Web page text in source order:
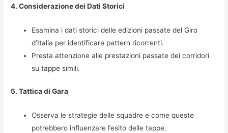
4. Considerazione dei Dati Storici
Esamina i dati storici delle edizioni passate del Giro
d’Italia per identificare pattern ricorrenti.
Presta attenzione alle prestazioni passate dei corridori
su tappe simili.
5. Tattica di Gara
Osserva le strategie delle squadre e come queste
potrebbero influenzare l’esito delle tappe.